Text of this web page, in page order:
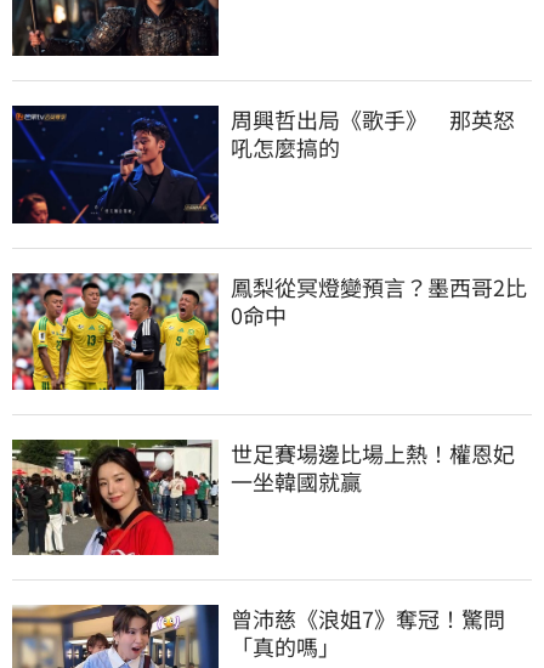
周興哲出局《歌手》　那英怒
吼怎麼搞的
鳳梨從冥燈變預言？墨西哥2比
0命中
世足賽場邊比場上熱！權恩妃
一坐韓國就贏
曾沛慈《浪姐7》奪冠！驚問
「真的嗎」